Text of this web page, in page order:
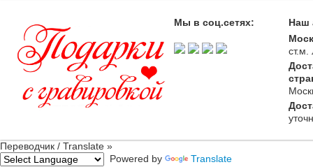
Мы в соц.сетях:
Наш
ст.м.
Переводчик / Translate »
Powered by
Translate